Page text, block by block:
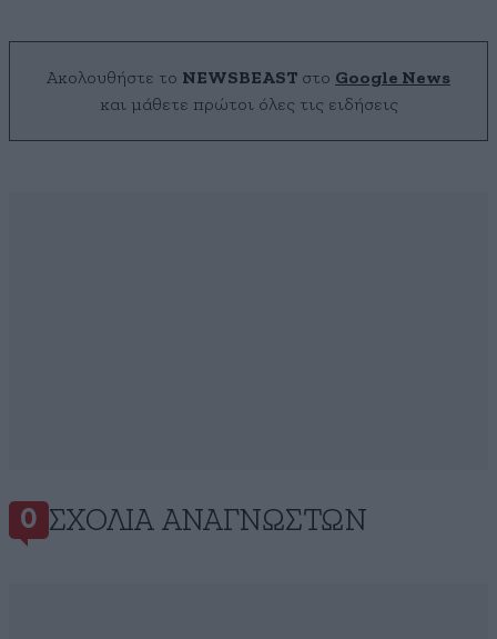
Ακολουθήστε το NEWSBEAST στο Google News
και μάθετε πρώτοι όλες τις ειδήσεις
0 ΣΧΌΛΙΑ ΑΝΑΓΝΩΣΤΏΝ